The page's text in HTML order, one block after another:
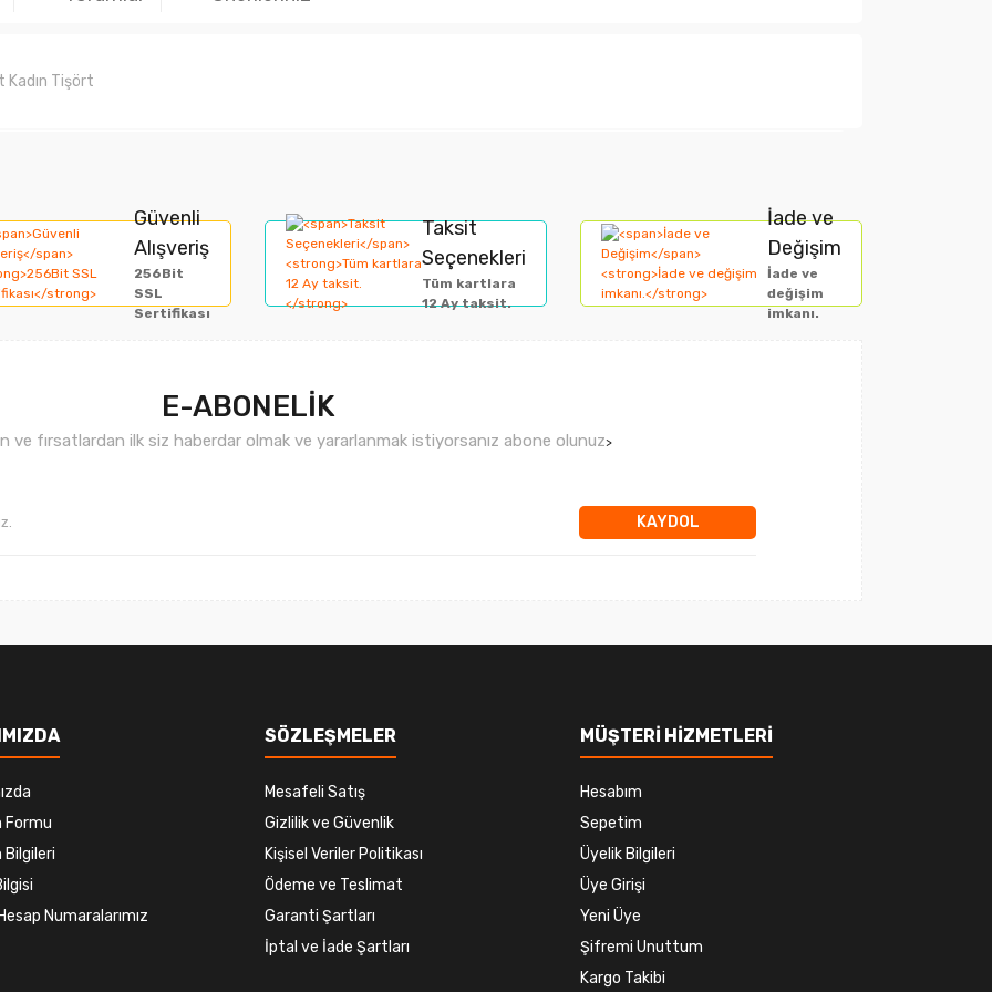
Tişört
Bu ürüne ilk yorumu siz yapın!
Güvenli
Alışveriş
256Bit
SSL
Sertifikası
Taksit
Seçenekleri
Tüm kartlara
12 Ay taksit.
İade ve
Değişim
İade ve
değişim
imkanı.
E-ABONELİK
ve fırsatlardan ilk siz haberdar olmak ve yararlanmak istiyorsanız abone olunuz>
KAYDOL
Formu
Numaralarımız
SÖZLEŞMELER
Mesafeli Satış
Gizlilik ve Güvenlik
Kişisel Veriler Politikası
Ödeme ve Teslimat
Garanti Şartları
İptal ve İade Şartları
MÜŞTERİ HİZMETLERİ
Hesabım
Sepetim
Üyelik Bilgileri
Üye Girişi
Yeni Üye
Şifremi Unuttum
Kargo Takibi